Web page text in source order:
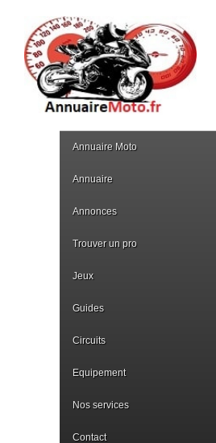
Annuaire Moto
Annuaire
Annonces
Trouver un pro
Jeux
Guides
Circuits
Equipement
Nos services
Contact